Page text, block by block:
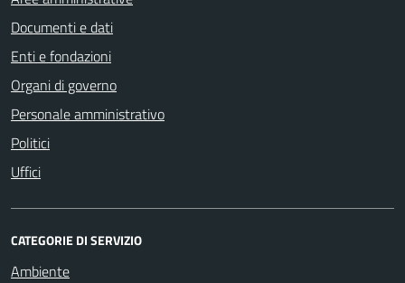
Documenti e dati
Enti e fondazioni
Organi di governo
Personale amministrativo
Politici
Uffici
CATEGORIE DI SERVIZIO
Ambiente